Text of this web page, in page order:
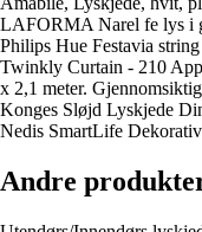
LAFORMA Narel fe lys i
Philips Hue Festavia
Twinkly Curtain - 210
x 2,1 meter.
Konges Sløjd Lyskjede
Nedis SmartLife
Andre